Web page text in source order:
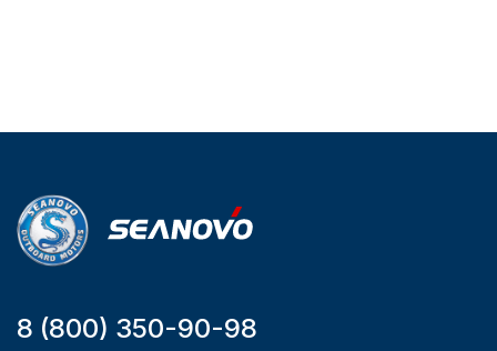
Подобрать запчасти для
лодочных моторов
8 (800) 350-90-98